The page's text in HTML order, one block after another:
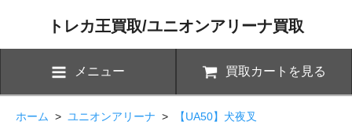
トレカ王買取/ユニオンアリーナ買取
メニュー 買取カートを見る
ホーム > ユニオンアリーナ > 【UA50】犬夜叉